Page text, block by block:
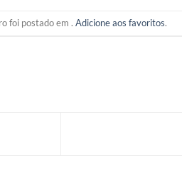
foi postado em .Adicione aos favoritos.